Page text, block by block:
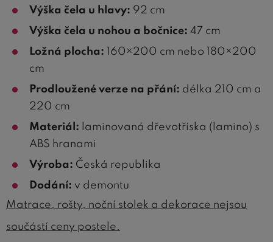
Výška čela u hlavy: 92 cm
Výška čela u nohou a bočnice: 47 cm
Ložná plocha: 160×200 cm nebo 180×200
cm
Prodloužené verze na přání: délka 210 cm a
220 cm
Materiál: laminovaná dřevotříska (lamino) s
ABS hranami
Výroba: Česká republika
Dodání: v demontu
Matrace, rošty, noční stolek a dekorace nejsou
součástí ceny postele.